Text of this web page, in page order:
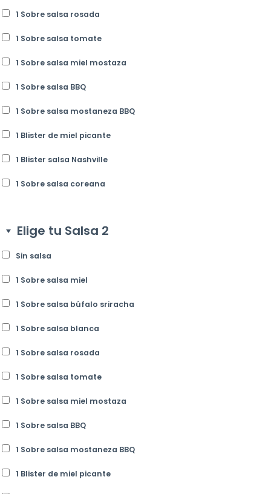
1 Sobre salsa rosada
1 Sobre salsa tomate
1 Sobre salsa miel mostaza
1 Sobre salsa BBQ
1 Sobre salsa mostaneza BBQ
1 Blister de miel picante
1 Blister salsa Nashville
1 Sobre salsa coreana
Elige tu Salsa 2
Sin salsa
1 Sobre salsa miel
1 Sobre salsa búfalo sriracha
1 Sobre salsa blanca
1 Sobre salsa rosada
1 Sobre salsa tomate
1 Sobre salsa miel mostaza
1 Sobre salsa BBQ
1 Sobre salsa mostaneza BBQ
1 Blister de miel picante